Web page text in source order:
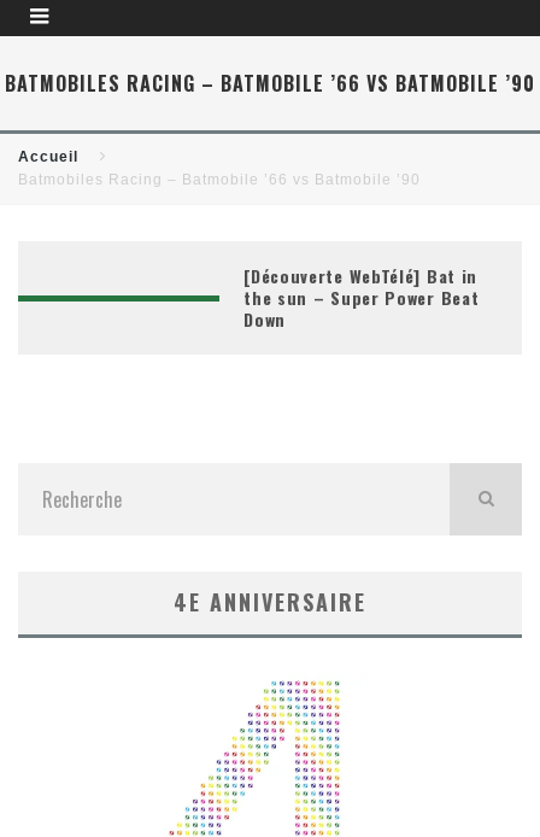
BATMOBILES RACING – BATMOBILE ’66 VS BATMOBILE ’90
Accueil
Batmobiles Racing – Batmobile ’66 vs Batmobile ’90
[Découverte WebTélé] Bat in
the sun – Super Power Beat
Down
4E ANNIVERSAIRE